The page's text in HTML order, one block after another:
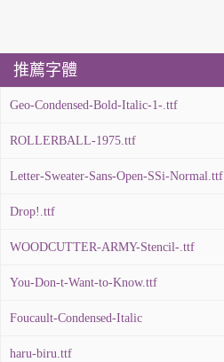
推薦字體
Geo-Condensed-Bold-Italic-1-.ttf
ROLLERBALL-1975.ttf
Letter-Sweater-Sans-Open-SSi-Normal.ttf
Drop!.ttf
WOODCUTTER-ARMY-Stencil-.ttf
You-Don-t-Want-to-Know.ttf
Foucault-Condensed-Italic
haru-biru.ttf